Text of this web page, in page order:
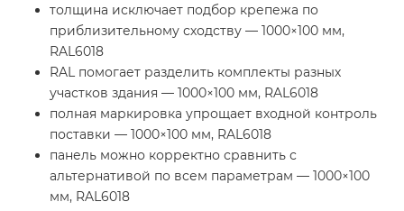
толщина исключает подбор крепежа по
приблизительному сходству — 1000×100 мм,
RAL6018
RAL помогает разделить комплекты разных
участков здания — 1000×100 мм, RAL6018
полная маркировка упрощает входной контроль
поставки — 1000×100 мм, RAL6018
панель можно корректно сравнить с
альтернативой по всем параметрам — 1000×100
мм, RAL6018